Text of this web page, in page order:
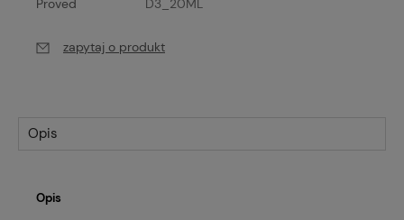
Proved D3_20ML
zapytaj o produkt
Opis
Opis